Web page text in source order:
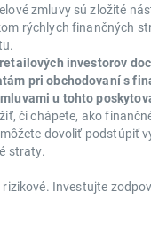
zmluvy sú zložité
rýchlych finančných
investorov
pri obchodovaní s
u tohto
či chápete, ako
dovoliť podstúpiť
straty.
Investujte